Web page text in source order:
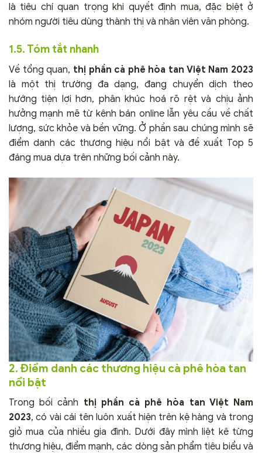
là tiêu chí quan trọng khi quyết định mua, đặc biệt ở
nhóm người tiêu dùng thành thị và nhân viên văn phòng.
1.5. Tóm tắt nhanh
Về tổng quan, thị phần cà phê hòa tan Việt Nam 2023
là một thị trường đa dạng, đang chuyển dịch theo
hướng tiện lợi hơn, phân khúc hoá rõ rệt và chịu ảnh
hưởng mạnh mẽ từ kênh bán online lẫn yêu cầu về chất
lượng, sức khỏe và bền vững. Ở phần sau chúng mình sẽ
điểm danh các thương hiệu nổi bật và đề xuất Top 5
đáng mua dựa trên những bối cảnh này.
2. Điểm danh các thương hiệu cà phê hòa tan
nổi bật
Trong bối cảnh thị phần cà phê hòa tan Việt Nam
2023, có vài cái tên luôn xuất hiện trên kệ hàng và trong
giỏ mua của nhiều gia đình. Dưới đây mình liệt kê từng
thương hiệu, điểm mạnh, các dòng sản phẩm tiêu biểu và